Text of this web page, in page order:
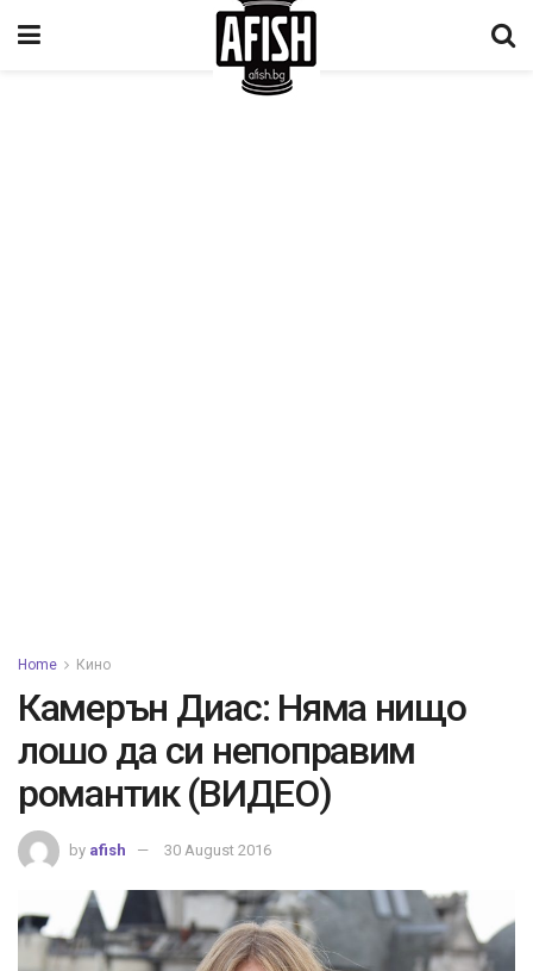
Home Кино
Камерън Диас: Няма нищо
лошо да си непоправим
романтик (ВИДЕО)
by afish 30 August 2016